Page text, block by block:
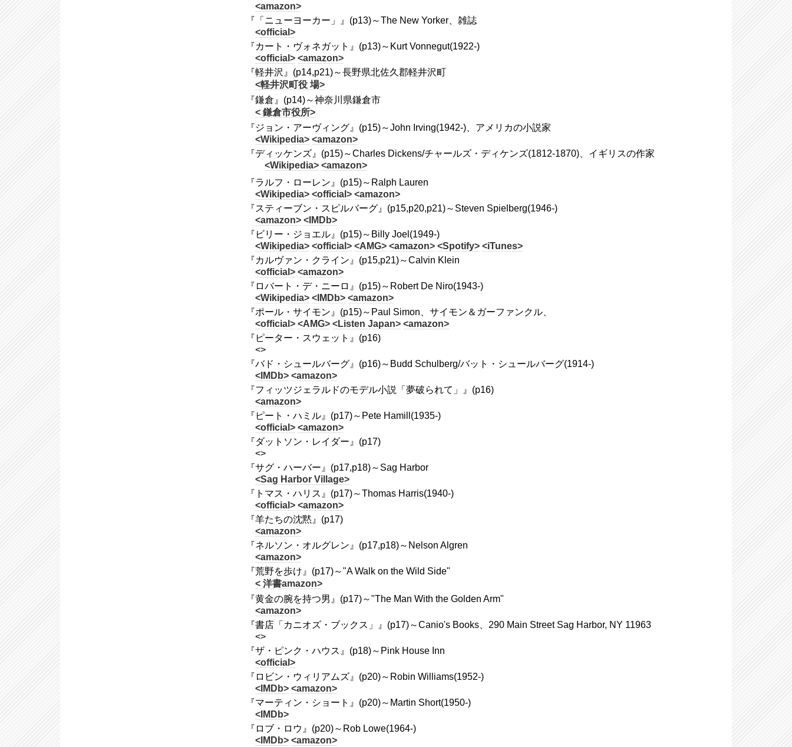
<amazon>
『「ニューヨーカー」』(p13)～The New Yorker、雑誌
<official>
『カート・ヴォネガット』(p13)～Kurt Vonnegut(1922-)
<official> <amazon>
『軽井沢』(p14,p21)～長野県北佐久郡軽井沢町
<軽井沢町役 場>
『鎌倉』(p14)～神奈川県鎌倉市
< 鎌倉市役所>
『ジョン・アーヴィング』(p15)～John Irving(1942-)、アメリカの小説家
<Wikipedia> <amazon>
『ディッケンズ』(p15)～Charles Dickens/チャールズ・ディケンズ(1812-1870)、イギリスの作家
<Wikipedia> <amazon>
『ラルフ・ローレン』(p15)～Ralph Lauren
<Wikipedia> <official> <amazon>
『スティーブン・スピルバーグ』(p15,p20,p21)～Steven Spielberg(1946-)
<amazon> <IMDb>
『ビリー・ジョエル』(p15)～Billy Joel(1949-)
<Wikipedia> <official> <AMG> <amazon> <Spotify> <iTunes>
『カルヴァン・クライン』(p15,p21)～Calvin Klein
<official> <amazon>
『ロバート・デ・ニーロ』(p15)～Robert De Niro(1943-)
<Wikipedia> <IMDb> <amazon>
『ポール・サイモン』(p15)～Paul Simon、サイモン＆ガーファンクル、
<official> <AMG> <Listen Japan> <amazon>
『ピーター・スウェット』(p16)
<>
『バド・シュールバーグ』(p16)～Budd Schulberg/バット・シュールバーグ(1914-)
<IMDb> <amazon>
『フィッツジェラルドのモデル小説「夢破られて」』(p16)
<amazon>
『ピート・ハミル』(p17)～Pete Hamill(1935-)
<official> <amazon>
『ダットソン・レイダー』(p17)
<>
『サグ・ハーバー』(p17,p18)～Sag Harbor
<Sag Harbor Village>
『トマス・ハリス』(p17)～Thomas Harris(1940-)
<official> <amazon>
『羊たちの沈黙』(p17)
<amazon>
『ネルソン・オルグレン』(p17,p18)～Nelson Algren
<amazon>
『荒野を歩け』(p17)～"A Walk on the Wild Side"
< 洋書amazon>
『黄金の腕を持つ男』(p17)～"The Man With the Golden Arm"
<amazon>
『書店「カニオズ・ブックス」』(p17)～Canio's Books、290 Main Street Sag Harbor, NY 11963
<>
『ザ・ピンク・ハウス』(p18)～Pink House Inn
<official>
『ロビン・ウィリアムズ』(p20)～Robin Williams(1952-)
<IMDb> <amazon>
『マーティン・ショート』(p20)～Martin Short(1950-)
<IMDb>
『ロブ・ロウ』(p20)～Rob Lowe(1964-)
<IMDb> <amazon>